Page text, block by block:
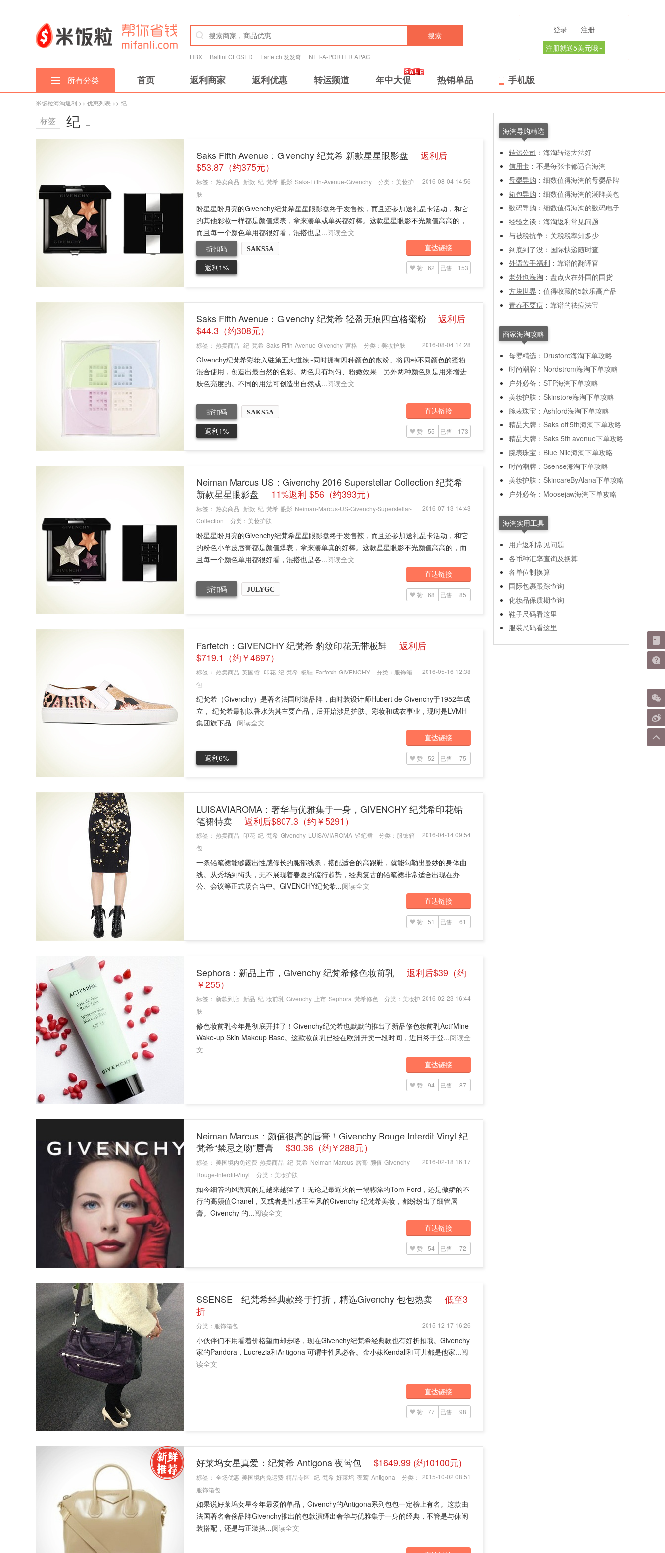
搜索
HBX Baltini CLOSED Farfetch 发发奇 NET-A-PORTER APAC
登录
注册
注册就送5美元哦~
所有分类 首页 返利商家 返利优惠 转运频道 年中大促 热销单品 手机版
米饭粒海淘返利 >> 优惠列表 >> 纪
标签 纪
Saks Fifth Avenue：Givenchy 纪梵希 新款星星眼影盘
返利后
$53.87（约375元）
2016-08-04 14:56
标签： 热卖商品 新款 纪 梵希 眼影 Saks-Fifth-Avenue-Givenchy 分类： 美妆护
肤
盼星星盼月亮的Givenchy纪梵希星星眼影盘终于发售辣，而且还参加送礼品卡活动，和它
的其他彩妆一样都是颜值爆表，拿来凑单或单买都好棒。这款星星眼影不光颜值高高的，
而且每一个颜色单用都很好看，混搭也是...阅读全文
折扣码
SAKS5A
返利1%
直达链接
赞 62 已售 153
Saks Fifth Avenue：Givenchy 纪梵希 轻盈无痕四宫格蜜粉
返利后
$44.3（约308元）
2016-08-04 14:28
标签： 热卖商品 纪 梵希 Saks-Fifth-Avenue-Givenchy 宫格 分类： 美妆护肤
GIvenchy纪梵希彩妆入驻第五大道辣~同时拥有四种颜色的散粉。将四种不同颜色的蜜粉
混合使用，创造出最自然的色彩。两色具有均匀、粉嫩效果；另外两种颜色则是用来增进
肤色亮度的。不同的用法可创造出自然或...阅读全文
折扣码 SAKS5A
返利1%
直达链接
赞 55 已售 173
Neiman Marcus US：Givenchy 2016 Superstellar Collection 纪梵希
新款星星眼影盘
11%返利 $56（约393元）
2016-07-13 14:43
标签： 热卖商品 新款 纪 梵希 眼影 Neiman-Marcus-US-Givenchy-Superstellar-
Collection
分类： 美妆护肤
盼星星盼月亮的Givenchy纪梵希星星眼影盘终于发售辣，而且还参加送礼品卡活动，和它
的粉色小羊皮唇膏都是颜值爆表，拿来凑单真的好棒。这款星星眼影不光颜值高高的，而
且每一个颜色单用都很好看，混搭也是各...阅读全文
折扣码 JULYGC
直达链接
赞 68 已售 85
Farfetch：GIVENCHY 纪梵希 豹纹印花无带板鞋
返利后
$719.1（约￥4697）
2016-05-16 12:38
标签： 热卖商品 英国馆 印花 纪 梵希 板鞋 Farfetch-GIVENCHY 分类： 服饰箱
包
纪梵希（Givenchy）是著名法国时装品牌，由时装设计师Hubert de Givenchy于1952年成
立， 纪梵希最初以香水为其主要产品，后开始涉足护肤、彩妆和成衣事业，现时是LVMH
集团旗下品...阅读全文
返利6%
直达链接
赞 52 已售 75
LUISAVIAROMA：奢华与优雅集于一身，GIVENCHY 纪梵希印花铅
笔裙特卖
返利后$807.3（约￥5291）
2016-04-14 09:54
标签： 热卖商品 印花 纪 梵希 Givenchy LUISAVIAROMA 铅笔裙 分类： 服饰箱
包
一条铅笔裙能够露出性感修长的腿部线条，搭配适合的高跟鞋，就能勾勒出曼妙的身体曲
线。从秀场到街头，无不展现着春夏的流行趋势，经典复古的铅笔裙非常适合出现在办
公、会议等正式场合当中。GIVENCHY纪梵希...阅读全文
直达链接
赞 51 已售 61
Sephora：新品上市，Givenchy 纪梵希修色妆前乳
返利后$39（约
￥255）
2016-02-23 16:44
标签： 新款到店 新品 纪 妆前乳 Givenchy 上市 Sephora 梵希修色 分类： 美妆护
肤
修色妆前乳今年是彻底开挂了！Givenchy纪梵希也默默的推出了新品修色妆前乳Acti'Mine
Wake-up Skin Makeup Base。这款妆前乳已经在欧洲开卖一段时间，近日终于登...阅读全
文
直达链接
赞 94 已售 87
Neiman Marcus：颜值很高的唇膏！Givenchy Rouge Interdit Vinyl 纪
梵希“禁忌之吻”唇膏
$30.36（约￥288元）
2016-02-18 16:17
标签： 美国境内免运费 热卖商品 纪 梵希 Neiman-Marcus 唇膏 颜值 Givenchy-
Rouge-Interdit-Vinyl
分类： 美妆护肤
如今细管的风潮真的是越来越猛了！无论是最近火的一塌糊涂的Tom Ford，还是傲娇的不
行的高颜值Chanel，又或者是性感王室风的Givenchy 纪梵希美妆，都纷纷出了细管唇
膏。Givenchy 的...阅读全文
直达链接
赞 54 已售 72
SSENSE：纪梵希经典款终于打折，精选Givenchy 包包热卖
低至3
折
2015-12-17 16:26
分类： 服饰箱包
小伙伴们不用看着价格望而却步咯，现在Givenchy纪梵希经典款也有好折扣哦。Givenchy
家的Pandora，Lucrezia和Antigona 可谓中性风必备。金小妹Kendall和可儿都是他家...阅
读全文
直达链接
赞 77 已售 98
好莱坞女星真爱：纪梵希 Antigona 夜莺包 $1649.99 (约10100元)
2015-10-02 08:51
标签： 全场优惠 美国境内免运费 精品专区 纪 梵希 好莱坞 夜莺 Antigona
分类：
服饰箱包
如果说好莱坞女星今年最爱的单品，Givenchy的Antigona系列包包一定榜上有名。这款由
法国著名奢侈品牌Givenchy推出的包款演绎出奢华与优雅集于一身的经典，不管是与休闲
装搭配，还是与正装搭...阅读全文
海淘导购精选
转运公司 ： 海淘转运大法好
信用卡 ： 不是每张卡都适合海淘
母婴导购 ： 细数值得海淘的母婴品牌
箱包导购 ： 细数值得海淘的潮牌美包
数码导购 ： 细数值得海淘的数码电子
经验之谈 ： 海淘返利常见问题
与被税抗争 ： 关税税率知多少
到底到了没 ： 国际快递随时查
外语苦手福利 ： 靠谱的翻译官
老外也海淘 ： 盘点火在外国的国货
方块世界 ： 值得收藏的5款乐高产品
青春不要痘 ： 靠谱的祛痘法宝
商家海淘攻略
母婴精选：Drustore海淘下单攻略
时尚潮牌：Nordstrom海淘下单攻略
户外必备：STP海淘下单攻略
美妆护肤：Skinstore海淘下单攻略
腕表珠宝：Ashford海淘下单攻略
精品大牌：Saks off 5th海淘下单攻略
精品大牌：Saks 5th avenue下单攻略
腕表珠宝：Blue Nile海淘下单攻略
时尚潮牌：Ssense海淘下单攻略
美妆护肤：SkincareByAlana下单攻略
户外必备：Moosejaw海淘下单攻略
海淘实用工具
用户返利常见问题
各币种汇率查询及换算
各单位制换算
国际包裹跟踪查询
化妆品保质期查询
鞋子尺码看这里
服装尺码看这里